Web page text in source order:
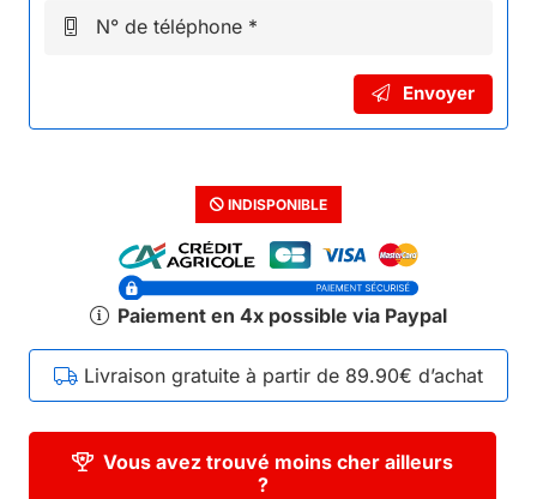
N° de téléphone *
Envoyer
INDISPONIBLE
Paiement en 4x possible via Paypal
Livraison gratuite à partir de 89.90€ d’achat
Vous avez trouvé moins cher ailleurs
?